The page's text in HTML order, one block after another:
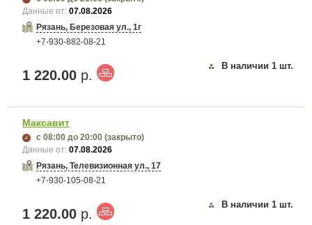
Данные от:07.08.2026
Рязань, Березовая ул., 1г
+7-930-882-08-21
1 220.00 р.
В наличии 1 шт.
Максавит
с 08:00 до 20:00 (закрыто)
Данные от:07.08.2026
Рязань, Телевизионная ул., 17
+7-930-105-08-21
1 220.00 р.
В наличии 1 шт.